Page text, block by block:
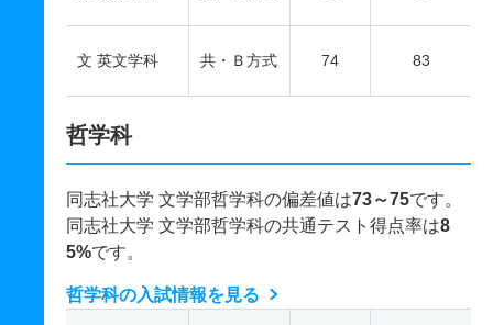
文 英文学科 共・Ｂ方式 74 83
哲学科
同志社大学 文学部哲学科の偏差値は73～75です。
同志社大学 文学部哲学科の共通テスト得点率は8
5%です。
哲学科の入試情報を見る